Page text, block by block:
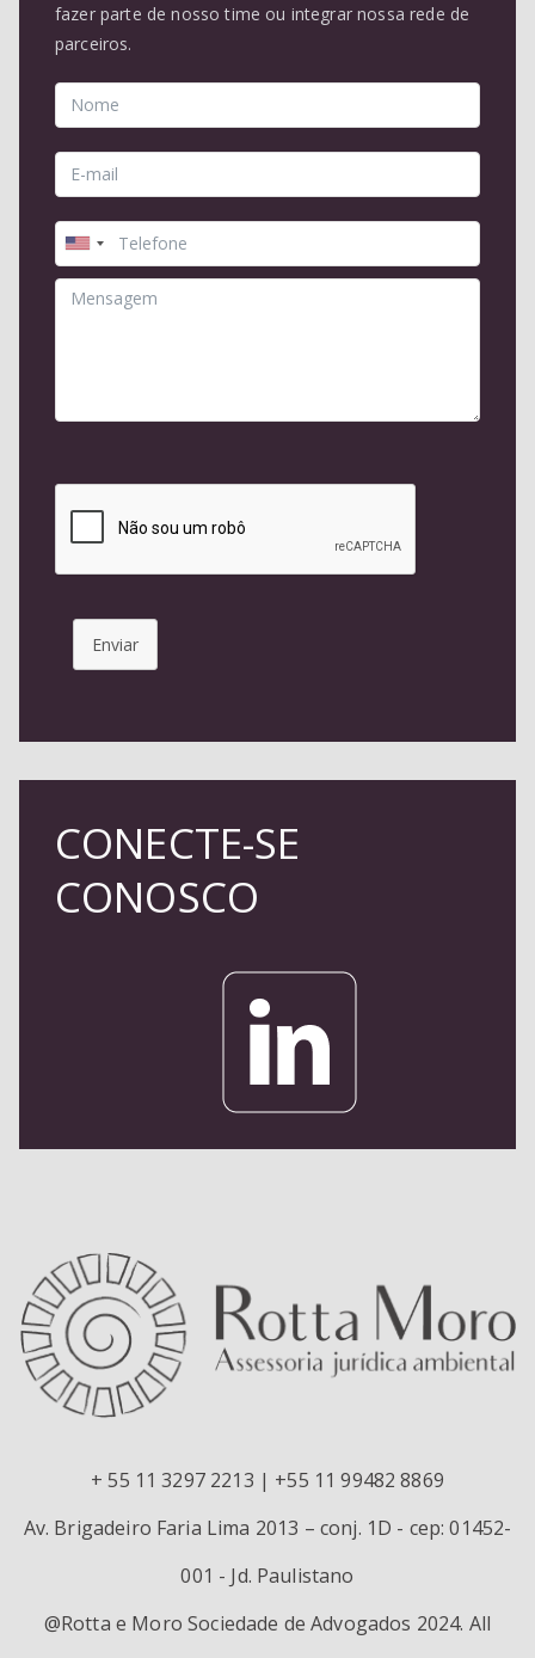
fazer parte de nosso time ou integrar nossa rede de
parceiros.
Enviar
CONECTE-SE
CONOSCO
+ 55 11 3297 2213 | +55 11 99482 8869
Av. Brigadeiro Faria Lima 2013 – conj. 1D - cep: 01452-
001 - Jd. Paulistano
@Rotta e Moro Sociedade de Advogados 2024. All